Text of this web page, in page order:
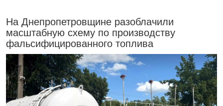
На Днепропетровщине разоблачили
масштабную схему по производству
фальсифицированного топлива